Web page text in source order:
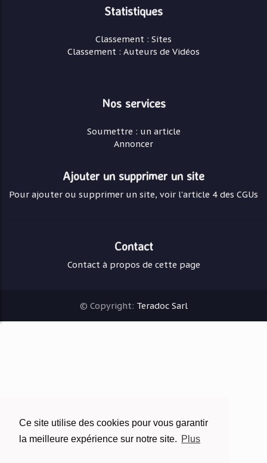
Ce site utilise des cookies pour vous garantir
la meilleure expérience sur notre site. Plus
Statistiques
Classement : Sites
Classement : Auteurs de Vidéos
Nos services
Soumettre : un article
Annoncer
Ajouter un supprimer un site
Pour ajouter ou supprimer un site, voir l'article 4 des CGUs
Contact
Contact à propos de cette page
© Copyright: Teradoc Sarl